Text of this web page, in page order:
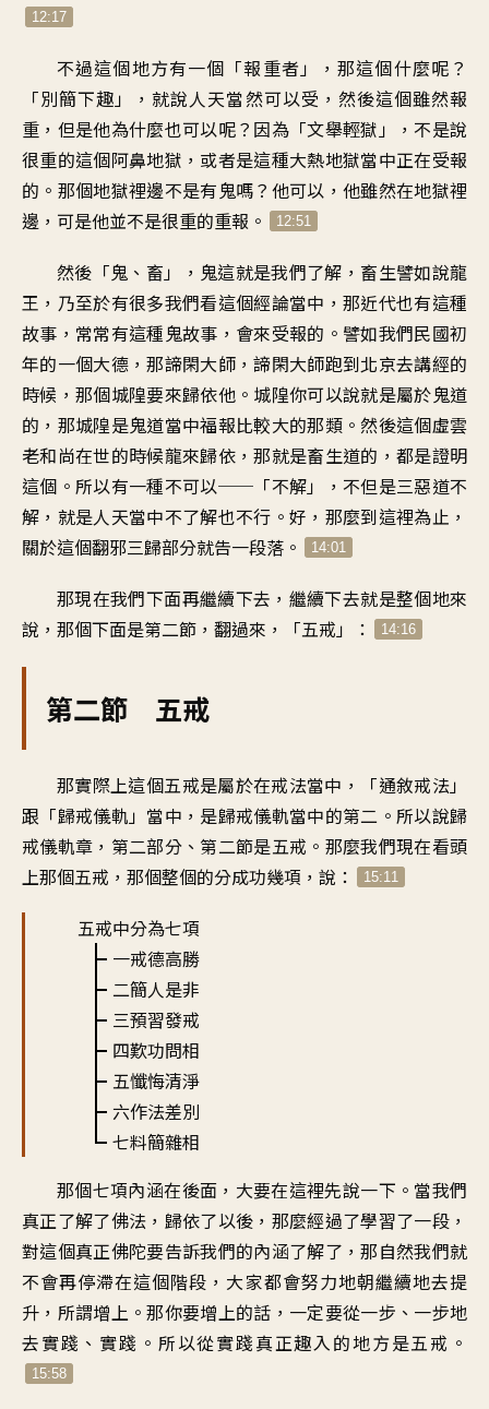
12:17
不過這個地方有一個「報重者」，那這個什麼呢？
「別簡下趣」，就說人天當然可以受，然後這個雖然報
重，但是他為什麼也可以呢？因為「文舉輕獄」，不是說
很重的這個阿鼻地獄，或者是這種大熱地獄當中正在受報
的。那個地獄裡邊不是有鬼嗎？他可以，他雖然在地獄裡
邊，可是他並不是很重的重報。
12:51
然後「鬼、畜」，鬼這就是我們了解，畜生譬如說龍
王，乃至於有很多我們看這個經論當中，那近代也有這種
故事，常常有這種鬼故事，會來受報的。譬如我們民國初
年的一個大德，那諦閑大師，諦閑大師跑到北京去講經的
時候，那個城隍要來歸依他。城隍你可以說就是屬於鬼道
的，那城隍是鬼道當中福報比較大的那類。然後這個虛雲
老和尚在世的時候龍來歸依，那就是畜生道的，都是證明
這個。所以有一種不可以──「不解」，不但是三惡道不
解，就是人天當中不了解也不行。好，那麼到這裡為止，
關於這個翻邪三歸部分就告一段落。
14:01
那現在我們下面再繼續下去，繼續下去就是整個地來
說，那個下面是第二節，翻過來，「五戒」：
14:16
第二節 五戒
那實際上這個五戒是屬於在戒法當中，「通敘戒法」
跟「歸戒儀軌」當中，是歸戒儀軌當中的第二。所以說歸
戒儀軌章，第二部分、第二節是五戒。那麼我們現在看頭
上那個五戒，那個整個的分成功幾項，說：
15:11
五戒中分為七項
一戒德高勝
二簡人是非
三預習發戒
四歎功問相
五懺悔清淨
六作法差別
七料簡雜相
那個七項內涵在後面，大要在這裡先說一下。當我們
真正了解了佛法，歸依了以後，那麼經過了學習了一段，
對這個真正佛陀要告訴我們的內涵了解了，那自然我們就
不會再停滯在這個階段，大家都會努力地朝繼續地去提
升，所謂增上。那你要增上的話，一定要從一步、一步地
去實踐、實踐。所以從實踐真正趣入的地方是五戒。
15:58